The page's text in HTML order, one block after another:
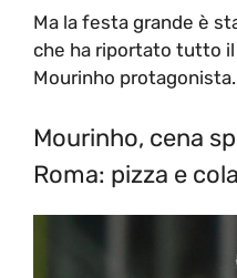
Ma la festa grande è
che ha riportato tutto il
Mourinho protagonista.
Mourinho, cena
Roma: pizza e